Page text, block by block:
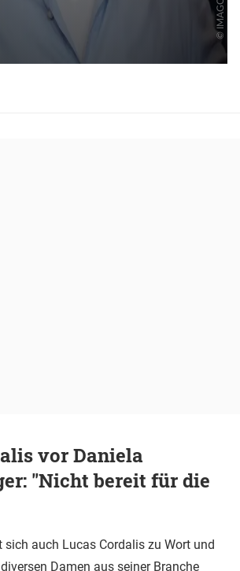
vor Daniela
"Nicht bereit für die
auch Lucas Cordalis zu Wort und
Damen aus seiner Branche